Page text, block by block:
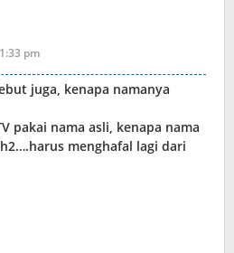
pm
juga, kenapa namanya
pakai nama asli, kenapa nama
menghafal lagi dari